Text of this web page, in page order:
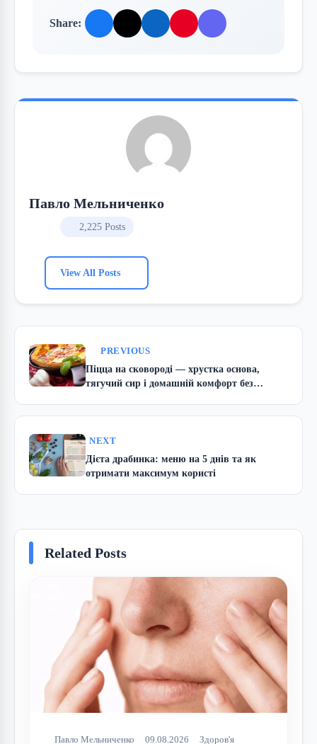
Share:
Павло Мельниченко
2,225 Posts
View All Posts
PREVIOUS
Піцца на сковороді — хрустка основа,
тягучий сир і домашній комфорт без
NEXT
Дієта драбинка: меню на 5 днів та як
отримати максимум користі
Related Posts
Павло Мельниченко 09.08.2026 Здоров'я